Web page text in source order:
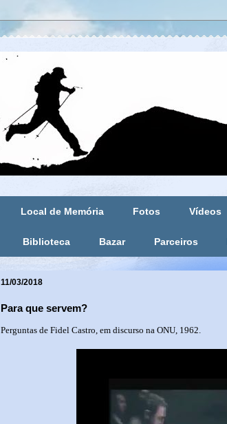
Local de Memória Fotos Vídeos
Biblioteca Bazar Parceiros
11/03/2018
Para que servem?
Perguntas de Fidel Castro, em discurso na ONU, 1962.